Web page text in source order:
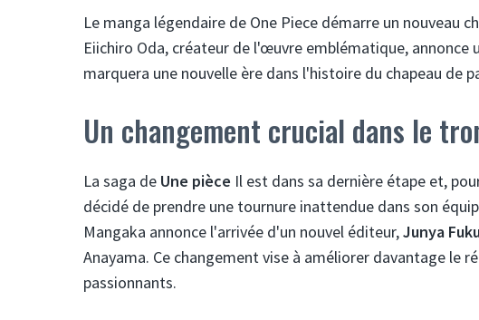
Le manga légendaire de One Piece démarre un nouveau
Eiichiro Oda, créateur de l'œuvre emblématique,
marquera une nouvelle ère dans l'histoire du chapeau de
Un changement crucial dans le
La saga de Une pièce Il est dans sa dernière étape et,
décidé de prendre une tournure inattendue dans son
Mangaka annonce l'arrivée d'un nouvel éditeur,Junya
Anayama. Ce changement vise à améliorer davantage le
passionnants.